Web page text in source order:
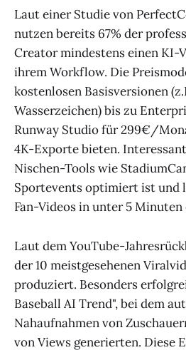
Laut einer Studie von
nutzen bereits 67% der
Creator mindestens einen KI-
ihrem Workflow. Die
kostenlosen Basisversionen
Wasserzeichen) bis zu
Runway Studio für 299€/
4K-Exporte bieten.
Nischen-Tools wie
Sportevents optimiert ist und
Fan-Videos in unter 5
Laut dem YouTube-
der 10 meistgesehenen
produziert. Besonders
Baseball AI Trend", bei dem
Nahaufnahmen von
von Views generierten. Diese